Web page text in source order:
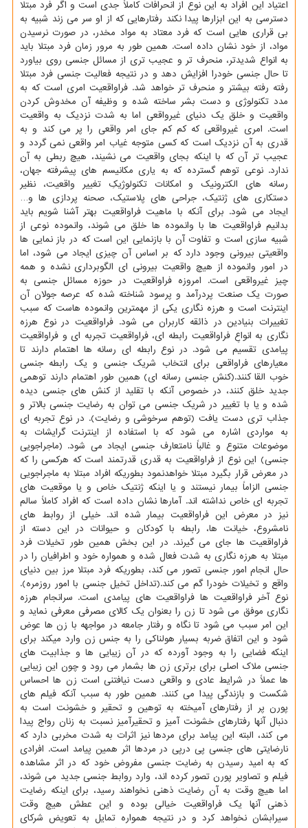
اعتیاد این افراد به این نوع از انحرافات كاملاً جدی است و اگر فرد مبتلا
دسترسی به این ابزارها پیدا نكند رفتارهایی كه از او سر می زند شبیه به
بی قراری هایی است كه فرد معتاد به مواد مخدر، در صورت نرسیدن
مواد، از خود نشان داده است. همین طور به مرور زمان فرد مبتلا باید
به انواع شدیدتر، منحرف تر و عجیب تری از مسائل جنسی روی بیاورد
تا حال جنسی خودرا افزایش دهد و در نتیجه فعالیت جنسی فرد مبتلا
رفته رفته بیشتر و منحرف تر خواهد شد. فراواقعیت امری است كه به
مدد تكنولوژی و دست بشر ساخته شده و وظیفه آن مخدوش كردن
واقعیت و خلق یك دنیای غیرواقعی اما به شدت نزدیك به واقعیت
است. امری غیرواقعی كه كم كم جای امر واقعی را پر می كند و به
قدری به آن نزدیك است كه كسی متوجه غیاب امر واقعی نمی گردد و
عجیب تر آن كه با اینكه بجای واقعیت می نشیند، هیچ ربطی به آن
ندارد. نوعی توهم گسترده كه به یاری مكانیسم های پیشرفته جهان،
رسانه های الكترونیك و امكانات تكنولوژیكِ تغییر واقعیت، نظیر
دستكاری های ژنتیك، جراحی های پلاستیك، صحنه پردازی ها و…
ایجاد می شود. برای آنكه با ماهیت فراواقعیت بهتر آشنا شویم باید
بدانیم فراواقعیت ها با وانموده ها خلق می شوند، وانموده نوعی از
شبیه سازی است و تفاوت آن با بازنمایی این است كه در باز نمایی ها
واقعیتی بیرونی وجود دارد كه بر اساس آن چیزی ایجاد می شود، اما
در امور وانموده از هیچ واقعیت بیرونی ای الگوبرداری نشده و همه
چیز غیرواقعی است. امروزه فراواقعیت در حوزه مسائل جنسی به
صورت یك صنعت پردرآمد و پرسود شناخته شده كه عرصه جولان آن
اینترنت است و هرزه نگاری یكی از مهمترین وانموده هاست كه سبب
تغییرات بنیادین در ذائقه كاربران می شود. فراواقعیت در نوع هرزه
نگاری به انواعِ فراواقعیت رابطه ای، فراواقعیت تجربه ای و فراواقعیت
پیامدی تقسیم می شود. در نوع رابطه ای رسانه ها اهتمام دارند تا
معیارهای فراواقعی برای انتخاب شریك جنسی و یك رابطه جنسی
خوب القا كنند.(كنش جنسی رسانه ای) همین طور اهتمام دارند توهمی
جدید خلق كنند، در خصوص آنكه با تقلید از كنش های جنسی دیده
شده و یا با تغییر در شریك جنسی می توان به رضایت جنسی بالاتر و
جذاب تری دست یافت (توهم سرخوشی و رضایت). در نوع تجربه ای
به مواردی اشاره می شود كه با استفاده از اینترنت گرایشات به
موضوعات متنوع و غالباً نامتعارف جنسی ایجاد می شود. (ماجراجویی
جنسی) این نوع از فراواقعیت به قدری قدرتمند است كه هركسی را كه
در معرض قرار بگیرد مبتلا خواهدنمود بطوریكه افراد مبتلا به ماجراجویی
جنسی الزاماً بیمار نیستند و یا اینكه ژنتیك خاص و یا موقعیت های
تجربه ای خاص نداشته اند. آمارها نشان داده است كه افراد كاملاً سالم
نیز در معرض این فراواقعیت بیمار شده اند. خیلی از روابط های
نامشروع، خیانت ها، رابطه با كودكان و حیوانات در این دسته از
فراواقعیت ها جای می گیرند. در این بخش همین طور تخیلات فرد
مبتلا به هرزه نگاری به شدت فعال شده و همواره خود و اطرافیان را در
حال انجام امور جنسی تصور می كند، بطوریكه فرد مبتلا مرز بین دنیای
واقع و تخیلات خودرا گم می كند.(تداخل تخیل جنسی با امور روزمره).
نوع آخر فراواقعیت ها فراواقعیت های پیامدی است. سرانجام هرزه
نگاری موفق می شود تا زن را بعنوان یك كالای مصرفی معرفی نماید و
این امر سبب می شود تا نگاه و رفتار جامعه در مواجهه با زن ها عوض
شود و این اتفاق ضربه بسیار هولناكی را به جنس زن وارد میكند برای
اینكه فضایی را به وجود آورده كه در آن زیبایی ها و جذابیت های
جنسی ملاك اصلی برای برتری زن ها بشمار می رود و چون این زیبایی
ها عملاً در شرایط عادی و واقعی دست نیافتنی است زن ها احساس
شكست و بازندگی پیدا می كنند. همین طور به سبب آنكه فیلم های
پورن پر از رفتارهای آمیخته به توهین و تحقیر و خشونت است به
دنبال آنها رفتارهای خشونت آمیز و تحقیرآمیز نسبت به زنان رواج پیدا
می كند، البته این پیامد برای مردها نیز اثرات به شدت مخربی دارد كه
نارضایتی های جنسی پی درپی در مردها اثر همین پیامد است. افرادی
كه به امید رسیدن به رضایت جنسی مفروض خود كه در اثر مشاهده
فیلم و تصاویر پورن تصور كرده اند، وارد روابط جنسی جدید می شوند،
اما هیچ وقت به آن رضایت ذهنی نخواهند رسید، برای اینكه رضایت
ذهنی آنها یك فراواقعیت خیالی بوده و این عطش هیچ وقت
سیرابشان نخواهد كرد و در نتیجه همواره تمایل به تعویض شركای